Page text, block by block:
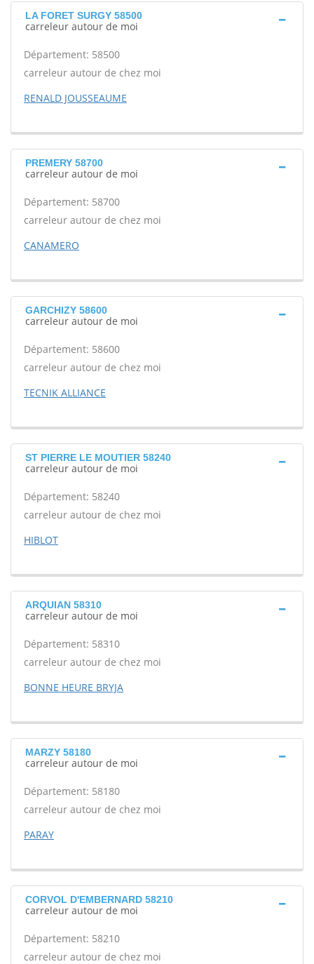
LA FORET SURGY 58500
carreleur autour de moi
Département: 58500
carreleur autour de chez moi
RENALD JOUSSEAUME
PREMERY 58700
carreleur autour de moi
Département: 58700
carreleur autour de chez moi
CANAMERO
GARCHIZY 58600
carreleur autour de moi
Département: 58600
carreleur autour de chez moi
TECNIK ALLIANCE
ST PIERRE LE MOUTIER 58240
carreleur autour de moi
Département: 58240
carreleur autour de chez moi
HIBLOT
ARQUIAN 58310
carreleur autour de moi
Département: 58310
carreleur autour de chez moi
BONNE HEURE BRYJA
MARZY 58180
carreleur autour de moi
Département: 58180
carreleur autour de chez moi
PARAY
CORVOL D'EMBERNARD 58210
carreleur autour de moi
Département: 58210
carreleur autour de chez moi